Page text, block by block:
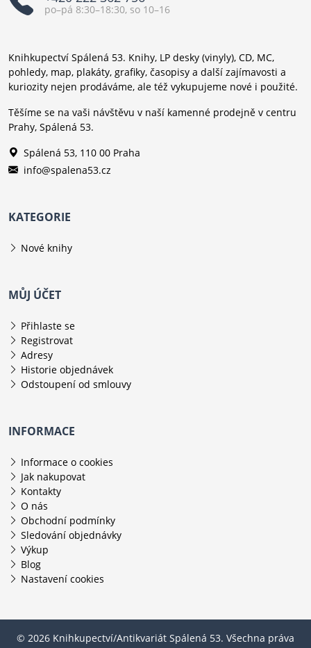
po–pá 8:30–18:30, so 10–16
Knihkupectví Spálená 53. Knihy, LP desky (vinyly), CD, MC,
pohledy, map, plakáty, grafiky, časopisy a další zajímavosti a
kuriozity nejen prodáváme, ale též vykupujeme nové i použité.
Těšíme se na vaši návštěvu v naší kamenné prodejně v centru
Prahy, Spálená 53.
Spálená 53, 110 00 Praha
info@spalena53.cz
KATEGORIE
Nové knihy
MŮJ ÚČET
Přihlaste se
Registrovat
Adresy
Historie objednávek
Odstoupení od smlouvy
INFORMACE
Informace o cookies
Jak nakupovat
Kontakty
O nás
Obchodní podmínky
Sledování objednávky
Výkup
Blog
Nastavení cookies
© 2026 Knihkupectví/Antikvariát Spálená 53. Všechna práva